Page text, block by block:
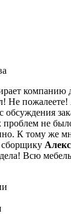
компанию
Не пожалеете!
не
К тому же
Всю